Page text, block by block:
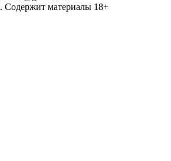
Содержит материалы 18+